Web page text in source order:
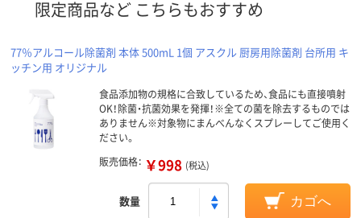
限定商品など こちらもおすすめ
77％アルコール除菌剤 本体 500mL 1個 アスクル 厨房用除菌剤 台所用 キ
ッチン用 オリジナル
食品添加物の規格に合致しているため、食品にも直接噴射
OK！除菌・抗菌効果を発揮！※全ての菌を除去するものでは
ありません※対象物にまんべんなくスプレーしてご使用く
ださい。
販売価格： ￥998 (税込)
数量 カゴへ